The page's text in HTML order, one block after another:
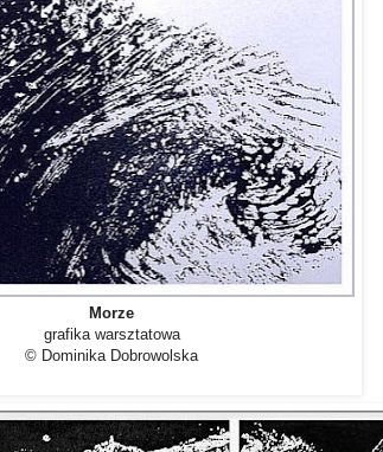
Morze
grafika warsztatowa
© Dominika Dobrowolska